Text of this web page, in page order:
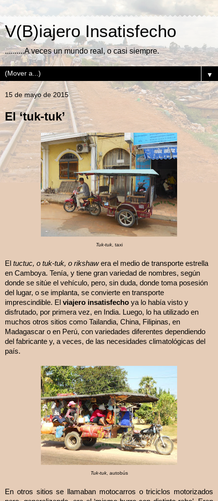
V(B)iajero Insatisfecho
..........A veces un mundo real, o casi siempre.
▼
15 de mayo de 2015
El ‘tuk-tuk’
Tuk-tuk, taxi
El tuctuc, o tuk-tuk, o rikshawera el medio de transporte estrella
en Camboya. Tenía, y tiene gran variedad de nombres, según
donde se sitúe el vehículo, pero, sin duda, donde toma posesión
del lugar, o se implanta, se convierte en transporte
imprescindible. El viajero insatisfecho ya lo había visto y
disfrutado, por primera vez, en India. Luego, lo ha utilizado en
muchos otros sitios como Tailandia, China, Filipinas, en
Madagascar o en Perú, con variedades diferentes dependiendo
del fabricante y, a veces, de las necesidades climatológicas del
país.
Tuk-tuk, autobús
En otros sitios se llamaban motocarros o triciclos motorizados